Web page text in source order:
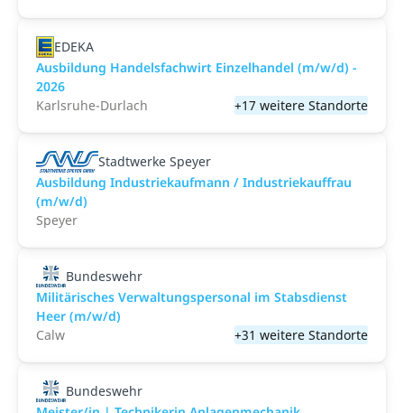
EDEKA
Ausbildung Handelsfachwirt Einzelhandel (m/w/d) -
2026
Karlsruhe-Durlach
+17 weitere Standorte
Stadtwerke Speyer
Ausbildung Industriekaufmann / Industriekauffrau
(m/w/d)
Speyer
Bundeswehr
Militärisches Verwaltungspersonal im Stabsdienst
Heer (m/w/d)
Calw
+31 weitere Standorte
Bundeswehr